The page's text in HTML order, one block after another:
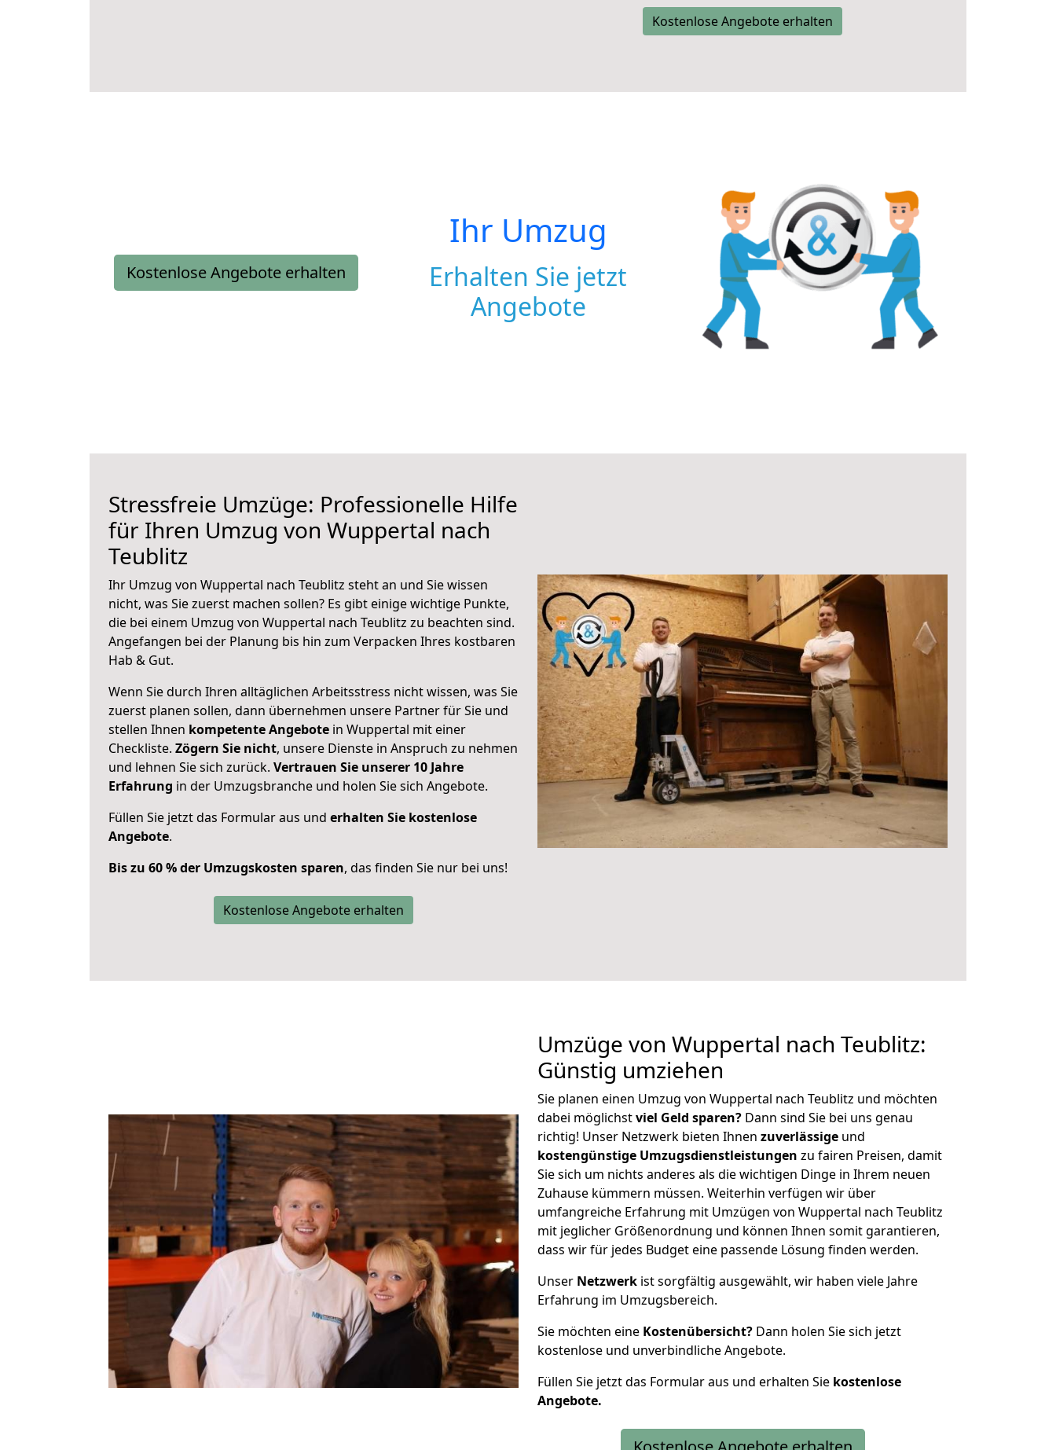
Kostenlose Angebote erhalten
Kostenlose Angebote erhalten
Ihr Umzug
Erhalten Sie jetzt
Angebote
Stressfreie Umzüge: Professionelle Hilfe
für Ihren Umzug von Wuppertal nach
Teublitz
Ihr Umzug von Wuppertal nach Teublitz steht an und Sie wissen
nicht, was Sie zuerst machen sollen? Es gibt einige wichtige Punkte,
die bei einem Umzug von Wuppertal nach Teublitz zu beachten sind.
Angefangen bei der Planung bis hin zum Verpacken Ihres kostbaren
Hab & Gut.
Wenn Sie durch Ihren alltäglichen Arbeitsstress nicht wissen, was Sie
zuerst planen sollen, dann übernehmen unsere Partner für Sie und
stellen Ihnen kompetente Angebote in Wuppertal mit einer
Checkliste. Zögern Sie nicht, unsere Dienste in Anspruch zu nehmen
und lehnen Sie sich zurück. Vertrauen Sie unserer 10 Jahre
Erfahrung in der Umzugsbranche und holen Sie sich Angebote.
Füllen Sie jetzt das Formular aus und erhalten Sie kostenlose
Angebote.
Bis zu 60 % der Umzugskosten sparen, das finden Sie nur bei uns!
Kostenlose Angebote erhalten
Umzüge von Wuppertal nach Teublitz:
Günstig umziehen
Sie planen einen Umzug von Wuppertal nach Teublitz und möchten
dabei möglichstviel Geld sparen? Dann sind Sie bei uns genau
richtig! Unser Netzwerk bieten Ihnen zuverlässige und
kostengünstige Umzugsdienstleistungen zu fairen Preisen, damit
Sie sich um nichts anderes als die wichtigen Dinge in Ihrem neuen
Zuhause kümmern müssen. Weiterhin verfügen wir über
umfangreiche Erfahrung mit Umzügen von Wuppertal nach Teublitz
mit jeglicher Größenordnung und können Ihnen somit garantieren,
dass wir für jedes Budget eine passende Lösung finden werden.
Unser Netzwerk ist sorgfältig ausgewählt, wir haben viele Jahre
Erfahrung im Umzugsbereich.
Sie möchten eine Kostenübersicht? Dann holen Sie sich jetzt
kostenlose und unverbindliche Angebote.
Füllen Sie jetzt das Formular aus und erhalten Sie kostenlose
Angebote.